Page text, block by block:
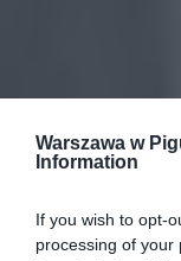
Warszawa w
Information
If you wish to opt-
processing of your